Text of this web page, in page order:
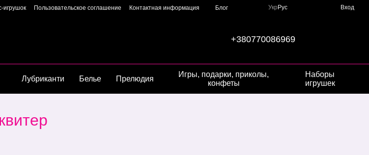
игрушок Пользовательское соглашение Контактная информация
Блог
Укр Рус Вход
+380770086969
Лубриканти Белье Прелюдия
Игры, подарки, приколы,
конфеты
Наборы
игрушек